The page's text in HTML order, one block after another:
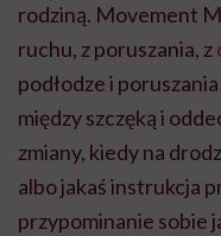
rodziną. Movement
ruchu, z poruszania, z
podłodze i
między szczęką i
zmiany, kiedy na
albo jakaś instrukcja
przypominanie sobie